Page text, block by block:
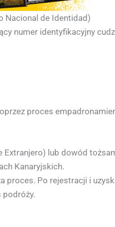
Nacional de Identidad)
numer identyfikacyjny
proces
Extranjero) lub dowód
Kanaryjskich.
proces. Po rejestracji i
podróży.